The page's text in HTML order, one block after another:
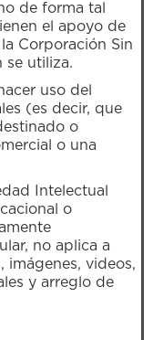
de forma tal
el apoyo de
Corporación Sin
se utiliza.
uso del
(es decir, que
o
o una
Intelectual
o
no aplica a
imágenes, videos,
y arreglo de